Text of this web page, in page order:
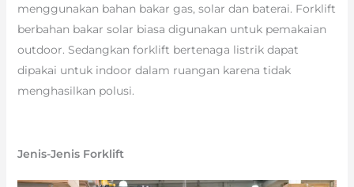
menggunakan bahan bakar gas, solar dan baterai. Forklift
berbahan bakar solar biasa digunakan untuk pemakaian
outdoor. Sedangkan forklift bertenaga listrik dapat
dipakai untuk indoor dalam ruangan karena tidak
menghasilkan polusi.
Jenis-Jenis Forklift